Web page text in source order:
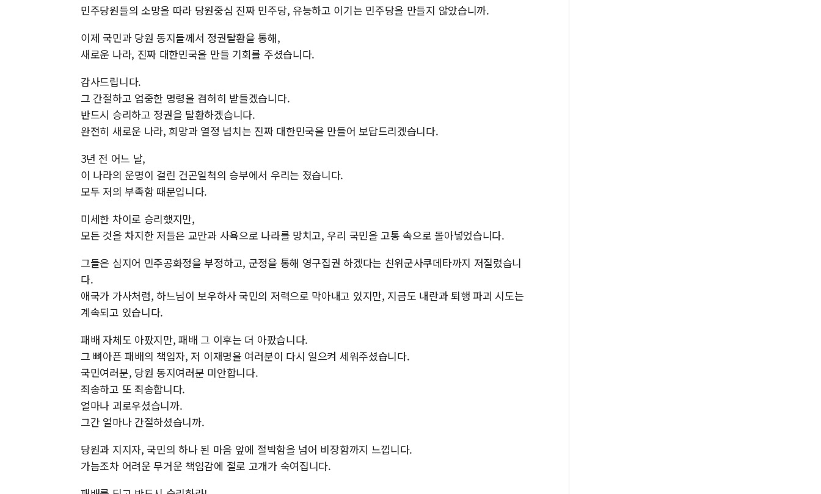
민주당원들의 소망을 따라 당원중심 진짜 민주당, 유능하고 이기는 민주당을 만들지 않았습니까.
이제 국민과 당원 동지들께서 정권탈환을 통해,
새로운 나라, 진짜 대한민국을 만들 기회를 주셨습니다.
감사드립니다.
그 간절하고 엄중한 명령을 겸허히 받들겠습니다.
반드시 승리하고 정권을 탈환하겠습니다.
완전히 새로운 나라, 희망과 열정 넘치는 진짜 대한민국을 만들어 보답드리겠습니다.
3년 전 어느 날,
이 나라의 운명이 걸린 건곤일척의 승부에서 우리는 졌습니다.
모두 저의 부족함 때문입니다.
미세한 차이로 승리했지만,
모든 것을 차지한 저들은 교만과 사욕으로 나라를 망치고, 우리 국민을 고통 속으로 몰아넣었습니다.
그들은 심지어 민주공화정을 부정하고, 군정을 통해 영구집권 하겠다는 친위군사쿠데타까지 저질렀습니
다.
애국가 가사처럼, 하느님이 보우하사 국민의 저력으로 막아내고 있지만, 지금도 내란과 퇴행 파괴 시도는
계속되고 있습니다.
패배 자체도 아팠지만, 패배 그 이후는 더 아팠습니다.
그 뼈아픈 패배의 책임자, 저 이재명을 여러분이 다시 일으켜 세워주셨습니다.
국민여러분, 당원 동지여러분 미안합니다.
죄송하고 또 죄송합니다.
얼마나 괴로우셨습니까.
그간 얼마나 간절하셨습니까.
당원과 지지자, 국민의 하나 된 마음 앞에 절박함을 넘어 비장함까지 느낍니다.
가늠조차 어려운 무거운 책임감에 절로 고개가 숙여집니다.